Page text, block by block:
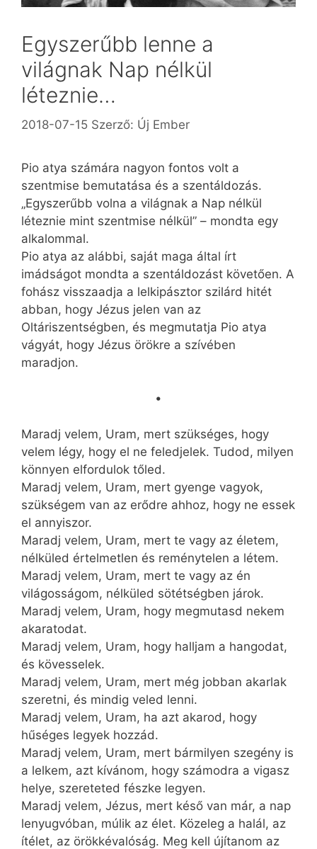
Egyszerűbb lenne a
világnak Nap nélkül
léteznie…
2018-07-15 Szerző: Új Ember
Pio atya számára nagyon fontos volt a
szentmise bemutatása és a szentáldozás.
„Egyszerűbb volna a világnak a Nap nélkül
léteznie mint szentmise nélkül” – mondta egy
alkalommal.
Pio atya az alábbi, saját maga által írt
imádságot mondta a szentáldozást követően. A
fohász visszaadja a lelkipásztor szilárd hitét
abban, hogy Jézus jelen van az
Oltáriszentségben, és megmutatja Pio atya
vágyát, hogy Jézus örökre a szívében
maradjon.
•
Maradj velem, Uram, mert szükséges, hogy
velem légy, hogy el ne feledjelek. Tudod, milyen
könnyen elfordulok tőled.
Maradj velem, Uram, mert gyenge vagyok,
szükségem van az erődre ahhoz, hogy ne essek
el annyiszor.
Maradj velem, Uram, mert te vagy az életem,
nélküled értelmetlen és reménytelen a létem.
Maradj velem, Uram, mert te vagy az én
világosságom, nélküled sötétségben járok.
Maradj velem, Uram, hogy megmutasd nekem
akaratodat.
Maradj velem, Uram, hogy halljam a hangodat,
és kövesselek.
Maradj velem, Uram, mert még jobban akarlak
szeretni, és mindig veled lenni.
Maradj velem, Uram, ha azt akarod, hogy
hűséges legyek hozzád.
Maradj velem, Uram, mert bármilyen szegény is
a lelkem, azt kívánom, hogy számodra a vigasz
helye, szereteted fészke legyen.
Maradj velem, Jézus, mert késő van már, a nap
lenyugvóban, múlik az élet. Közeleg a halál, az
ítélet, az örökkévalóság. Meg kell újítanom az